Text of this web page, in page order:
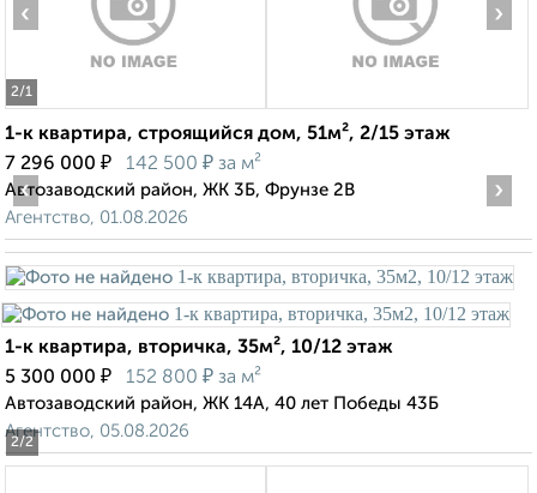
2/1
‹ ›
1-к квартира, строящийся дом, 51м², 2/15 этаж
7 296 000 ₽ 142 500 ₽ за м²
Автозаводский район, ЖК 3Б, Фрунзе 2В
Агентство, 01.08.2026
2/2
‹ ›
1-к квартира, вторичка, 35м², 10/12 этаж
5 300 000 ₽ 152 800 ₽ за м²
Автозаводский район, ЖК 14А, 40 лет Победы 43Б
Агентство, 05.08.2026